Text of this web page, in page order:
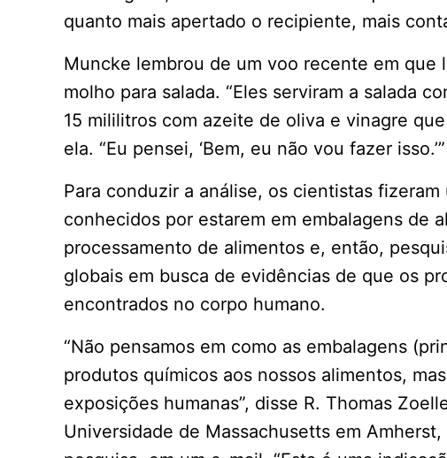
quanto mais apertado o recipiente, mais
Muncke lembrou de um voo recente em
molho para salada. “Eles serviram a salada
15 mililitros com azeite de oliva e vinagre
ela. “Eu pensei, ‘Bem, eu não vou fazer isso.’”
Para conduzir a análise, os cientistas
conhecidos por estarem em embalagens de
processamento de alimentos e, então,
globais em busca de evidências de que os
encontrados no corpo humano.
“Não pensamos em como as embalagens
produtos químicos aos nossos alimentos,
exposições humanas”, disse R. Thomas
Universidade de Massachusetts em